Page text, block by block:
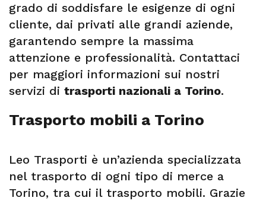
grado di soddisfare le esigenze di ogni
cliente, dai privati alle grandi aziende,
garantendo sempre la massima
attenzione e professionalità. Contattaci
per maggiori informazioni sui nostri
servizi di trasporti nazionali a Torino.
Trasporto mobili a Torino
Leo Trasporti è un’azienda specializzata
nel trasporto di ogni tipo di merce a
Torino, tra cui il trasporto mobili. Grazie